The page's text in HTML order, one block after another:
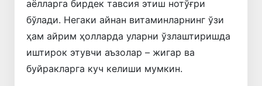
аёлларга бирдек тавсия этиш нотўғри
бўлади. Негаки айнан витаминларнинг ўзи
ҳам айрим ҳолларда уларни ўзлаштиришда
иштирок этувчи аъзолар – жигар ва
буйракларга куч келиши мумкин.